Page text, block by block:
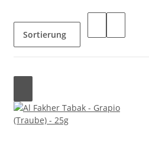
Sortierung